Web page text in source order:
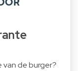
van de burger?